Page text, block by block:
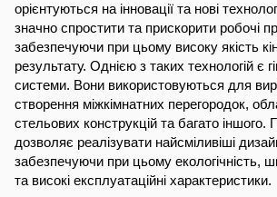
орієнтуються на інновації та нові
значно спростити та прискорити робочі
забезпечуючи при цьому високу якість
результату. Однією з таких технологій є
системи. Вони використовуються для
створення міжкімнатних перегородок,
стельових конструкцій та багато іншого.
дозволяє реалізувати найсміливіші
забезпечуючи при цьому екологічність,
та високі експлуатаційні характеристики.